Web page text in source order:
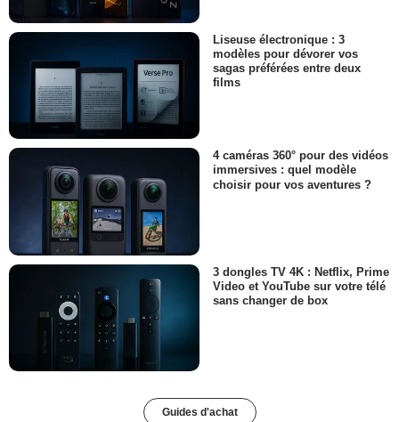
Liseuse électronique : 3
modèles pour dévorer vos
sagas préférées entre deux
films
4 caméras 360° pour des vidéos
immersives : quel modèle
choisir pour vos aventures ?
3 dongles TV 4K : Netflix, Prime
Video et YouTube sur votre télé
sans changer de box
Guides d'achat